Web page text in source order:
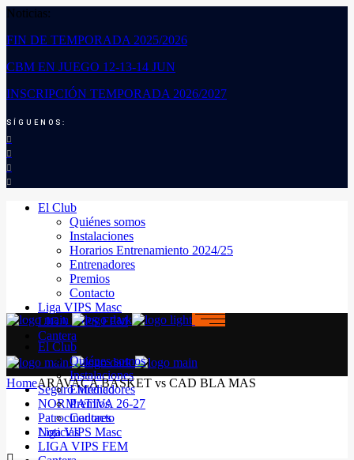
Noticias:
FIN DE TEMPORADA 2025/2026
CBM EN JUEGO 12-13-14 JUN
INSCRIPCIÓN TEMPORADA 2026/2027
SÍGUENOS:
El Club
Quiénes somos
Instalaciones
Horarios Entrenamiento 2024/25
Entrenadores
Premios
Contacto
Liga VIPS Masc
LIGA VIPS FEM
Cantera
Seguro Médico
NORMATIVA 26-27
Patrocinadores
Noticias
El Club
Quiénes somos
Instalaciones
Entrenadores
Premios
Contacto
Liga VIPS Masc
LIGA VIPS FEM
HomeARAVACA BASKET vs CAD BLA MAS